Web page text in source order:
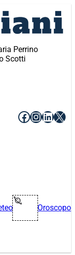
Perrino
Scotti
Facebook
X
Oroscopo